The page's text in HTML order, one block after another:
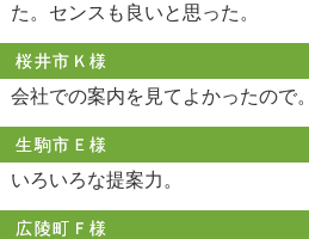
た。センスも良いと思った。
桜井市Ｋ様
会社での案内を見てよかったので。
生駒市Ｅ様
いろいろな提案力。
広陵町Ｆ様